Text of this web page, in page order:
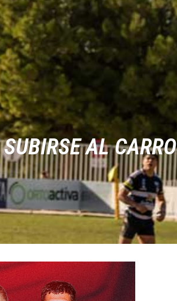
AL CARRO